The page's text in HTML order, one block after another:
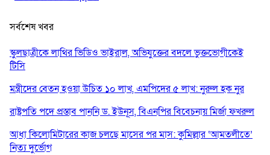
সর্বশেষ খবর
স্কুলছাত্রীকে লাথির ভিডিও ভাইরাল, অভিযুক্তের বদলে ভুক্তভোগীকেই
টিসি
মন্ত্রীদের বেতন হওয়া উচিত ১০ লাখ, এমপিদের ৫ লাখ: নুরুল হক নুর
রাষ্ট্রপতি পদে প্রস্তাব পাননি ড. ইউনূস, বিএনপির বিবেচনায় মির্জা ফখরুল
আধা কিলোমিটারের কাজ চলছে মাসের পর মাস: কুমিল্লার ‘আমতলীতে’
নিত্য দুর্ভোগ